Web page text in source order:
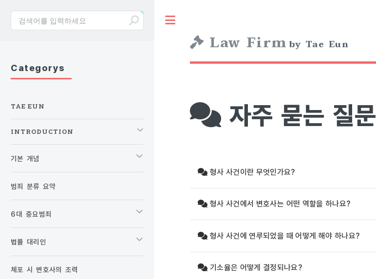
Law Firm by Tae Eun
자주 묻는 질문
형사 사건이란 무엇인가요?
형사 사건에서 변호사는 어떤 역할을 하나요?
형사 사건에 연루되었을 때 어떻게 해야 하나요?
기소율은 어떻게 결정되나요?
Categorys
TAE EUN
INTRODUCTION
기본 개념
범죄 분류 요약
6대 중요범죄
법률 대리인
체포 시 변호사의 조력